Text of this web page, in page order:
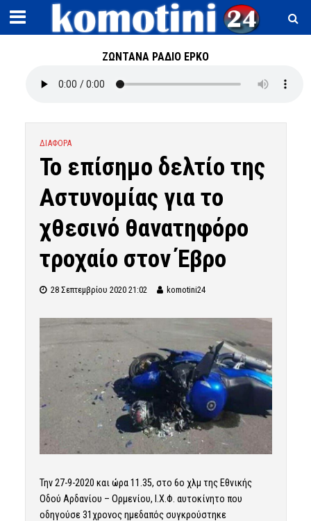
ΖΩΝΤΑΝΑ ΡΑΔΙΟ ΕΡΚΟ
ΔΙΑΦΟΡΑ
Το επίσημο δελτίο της
Αστυνομίας για το
χθεσινό θανατηφόρο
τροχαίο στον Έβρο
28 Σεπτεμβρίου 2020 21:02 komotini24
Την 27-9-2020 και ώρα 11.35, στο 6ο χλμ της Εθνικής
Οδού Αρδανίου – Ορμενίου, Ι.Χ.Φ. αυτοκίνητο που
οδηγούσε 31χρονος ημεδαπός συγκρούστηκε